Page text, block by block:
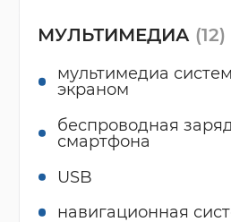
МУЛЬТИМЕДИА (12)
мультимедиа
экраном
беспроводная
смартфона
USB
навигационная